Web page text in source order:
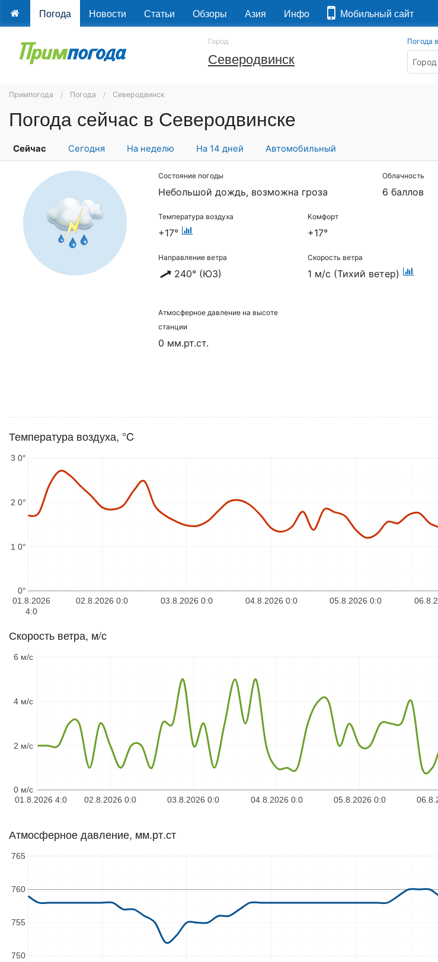
Погода Новости Статьи Обзоры Азия Инфо Мобильный сайт
Город
Северодвинск
Погода
Примпогода Погода Северодвинск
Погода сейчас в Северодвинске
Сейчас Сегодня На неделю На 14 дней Автомобильный
Состояние погоды
Небольшой дождь, возможна гроза
Облачность
6 баллов
Температура воздуха
+17°
Комфорт
+17°
Направление ветра
240° (ЮЗ)
Скорость ветра
1 м/с (Тихий ветер)
Атмосферное давление на высоте
станции
0 мм.рт.ст.
Температура воздуха, °C
02.8.2026 0:0 03.8.2026 0:0 04.8.2026 0:0 05.8.2026 0:0
01.8.2026
4:0
0°
1 0°
2 0°
3 0°
Скорость ветра, м/с
02.8.2026 0:0 03.8.2026 0:0 04.8.2026 0:0 05.8.2026 0:0
01.8.2026 4:0
0 м/с
2 м/с
4 м/с
6 м/с
Атмосферное давление, мм.рт.ст
750
755
760
765